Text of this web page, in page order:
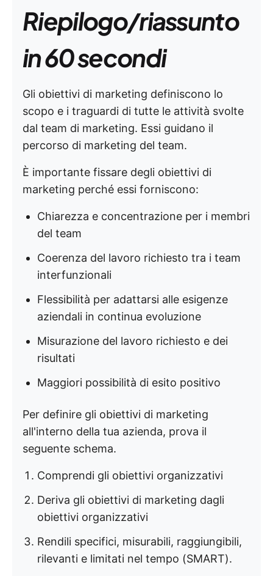
Riepilogo/riassunto
in 60 secondi
Gli obiettivi di marketing definiscono lo
scopo e i traguardi di tutte le attività svolte
dal team di marketing. Essi guidano il
percorso di marketing del team.
È importante fissare degli obiettivi di
marketing perché essi forniscono:
Chiarezza e concentrazione per i membri
del team
Coerenza del lavoro richiesto tra i team
interfunzionali
Flessibilità per adattarsi alle esigenze
aziendali in continua evoluzione
Misurazione del lavoro richiesto e dei
risultati
Maggiori possibilità di esito positivo
Per definire gli obiettivi di marketing
all'interno della tua azienda, prova il
seguente schema.
Comprendi gli obiettivi organizzativi
Deriva gli obiettivi di marketing dagli
obiettivi organizzativi
Rendili specifici, misurabili, raggiungibili,
rilevanti e limitati nel tempo (SMART).